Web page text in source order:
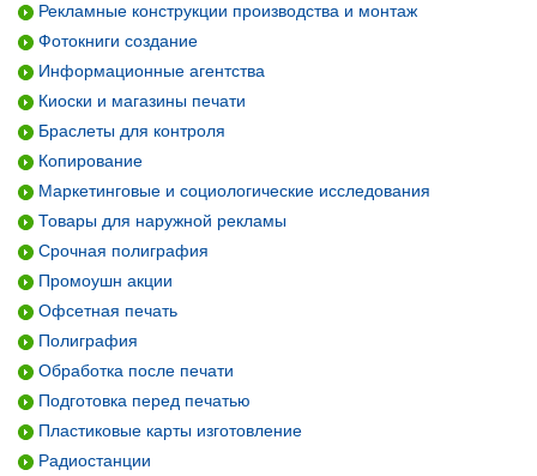
Рекламные конструкции производства и монтаж
Фотокниги создание
Информационные агентства
Киоски и магазины печати
Браслеты для контроля
Копирование
Маркетинговые и социологические исследования
Товары для наружной рекламы
Срочная полиграфия
Промоушн акции
Офсетная печать
Полиграфия
Обработка после печати
Подготовка перед печатью
Пластиковые карты изготовление
Радиостанции